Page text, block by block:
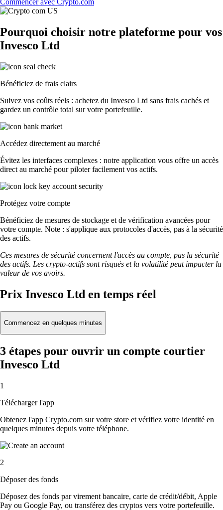
Pourquoi choisir notre plateforme pour vos
Invesco Ltd
Bénéficiez de frais clairs
Suivez vos coûts réels : achetez du Invesco Ltd sans frais cachés et
gardez un contrôle total sur votre portefeuille.
Accédez directement au marché
Évitez les interfaces complexes : notre application vous offre un accès
direct au marché pour piloter facilement vos actifs.
Protégez votre compte
Bénéficiez de mesures de stockage et de vérification avancées pour
votre compte. Note : s'applique aux protocoles d'accès, pas à la sécurité
des actifs.
Ces mesures de sécurité concernent l'accès au compte, pas la sécurité
des actifs. Les crypto-actifs sont risqués et la volatilité peut impacter la
valeur de vos avoirs.
Prix Invesco Ltd en temps réel
Commencez en quelques minutes
3 étapes pour ouvrir un compte courtier
Invesco Ltd
1
Télécharger l'app
Obtenez l'app Crypto.com sur votre store et vérifiez votre identité en
quelques minutes depuis votre téléphone.
2
Déposer des fonds
Déposez des fonds par virement bancaire, carte de crédit/débit, Apple
Pay ou Google Pay, ou transférez des cryptos vers votre portefeuille.